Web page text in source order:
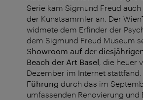
Serie kam Sigmund Freud
der Kunstsammler an. Der
widmete dem Erfinder der
dem Sigmund Freud Museum
Showroom auf der
Beach der Art Basel , die heuer
Dezember im Internet stattfand.
Führung durch das im
umfassenden Renovierung und